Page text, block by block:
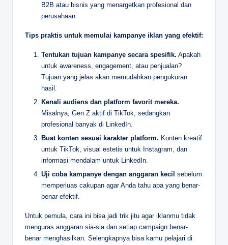
B2B atau bisnis yang menargetkan profesional dan
perusahaan.
Tips praktis untuk memulai kampanye iklan yang efektif:
Tentukan tujuan kampanye secara spesifik. Apakah
untuk awareness, engagement, atau penjualan?
Tujuan yang jelas akan memudahkan pengukuran
hasil.
Kenali audiens dan platform favorit mereka.
Misalnya, Gen Z aktif di TikTok, sedangkan
profesional banyak di LinkedIn.
Buat konten sesuai karakter platform. Konten kreatif
untuk TikTok, visual estetis untuk Instagram, dan
informasi mendalam untuk LinkedIn.
Uji coba kampanye dengan anggaran kecil sebelum
memperluas cakupan agar Anda tahu apa yang benar-
benar efektif.
Untuk pemula, cara ini bisa jadi trik jitu agar iklanmu tidak
menguras anggaran sia-sia dan setiap campaign benar-
benar menghasilkan. Selengkapnya bisa kamu pelajari di